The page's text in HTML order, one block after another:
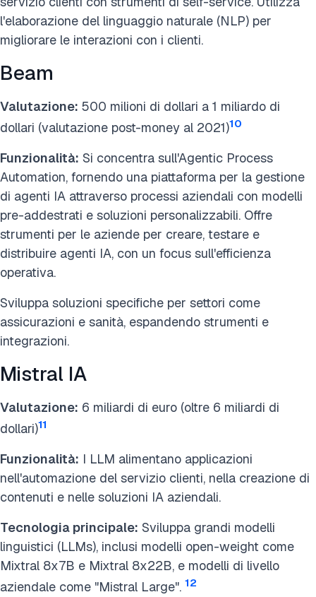
l'elaborazione del linguaggio naturale (NLP) per
migliorare le interazioni con i clienti.
Beam
Valutazione: 500 milioni di dollari a 1 miliardo di
dollari (valutazione post-money al 2021)10
Funzionalità: Si concentra sull'Agentic Process
Automation, fornendo una piattaforma per la gestione
di agenti IA attraverso processi aziendali con modelli
pre-addestrati e soluzioni personalizzabili. Offre
strumenti per le aziende per creare, testare e
distribuire agenti IA, con un focus sull'efficienza
operativa.
Sviluppa soluzioni specifiche per settori come
assicurazioni e sanità, espandendo strumenti e
integrazioni.
Mistral IA
Valutazione: 6 miliardi di euro (oltre 6 miliardi di
dollari)11
Funzionalità: I LLM alimentano applicazioni
nell'automazione del servizio clienti, nella creazione di
contenuti e nelle soluzioni IA aziendali.
Tecnologia principale: Sviluppa grandi modelli
linguistici (LLMs), inclusi modelli open-weight come
Mixtral 8x7B e Mixtral 8x22B, e modelli di livello
aziendale come "Mistral Large". 12